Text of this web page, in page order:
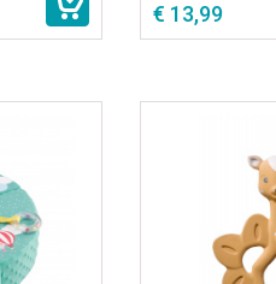
€ 13,99